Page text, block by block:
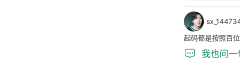
起码都是按照百
 我也问一